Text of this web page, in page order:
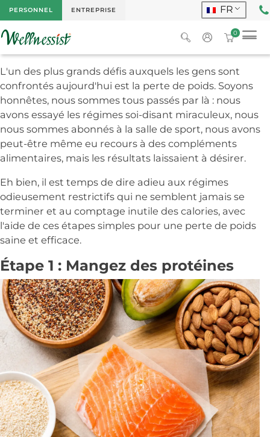
PERSONNEL ENTREPRISE FR
0
L'un des plus grands défis auxquels les gens sont
confrontés aujourd'hui est la perte de poids. Soyons
honnêtes, nous sommes tous passés par là : nous
avons essayé les régimes soi-disant miraculeux, nous
nous sommes abonnés à la salle de sport, nous avons
peut-être même eu recours à des compléments
alimentaires, mais les résultats laissaient à désirer.
Eh bien, il est temps de dire adieu aux régimes
odieusement restrictifs qui ne semblent jamais se
terminer et au comptage inutile des calories, avec
l'aide de ces étapes simples pour une perte de poids
saine et efficace.
Étape 1 : Mangez des protéines